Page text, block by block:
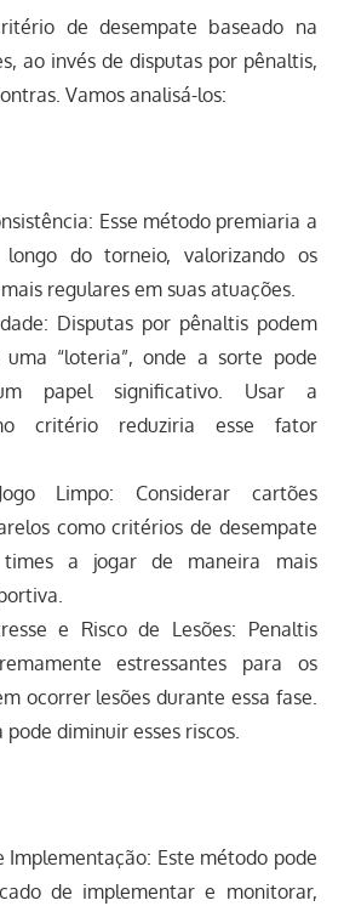
de desempate baseado na
ao invés de disputas por pênaltis,
Vamos analisá-los:
Esse método premiaria a
longo do torneio, valorizando os
regulares em suas atuações.
Disputas por pênaltis podem
“loteria”, onde a sorte pode
papel significativo. Usar a
critério reduziria esse fator
Limpo: Considerar cartões
como critérios de desempate
times a jogar de maneira mais
e Risco de Lesões: Penaltis
estressantes para os
ocorrer lesões durante essa fase.
pode diminuir esses riscos.
Implementação: Este método pode
de implementar e monitorar,